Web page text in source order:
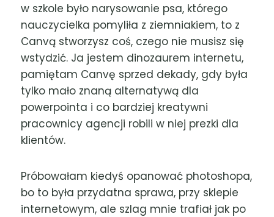
w szkole było narysowanie psa, którego
nauczycielka pomyliła z ziemniakiem, to z
Canvą stworzysz coś, czego nie musisz się
wstydzić. Ja jestem dinozaurem internetu,
pamiętam Canvę sprzed dekady, gdy była
tylko mało znaną alternatywą dla
powerpointa i co bardziej kreatywni
pracownicy agencji robili w niej prezki dla
klientów.
Próbowałam kiedyś opanować photoshopa,
bo to była przydatna sprawa, przy sklepie
internetowym, ale szlag mnie trafiał jak po